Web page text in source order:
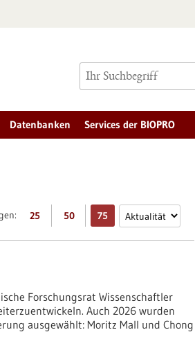
Datenbanken Services der BIOPRO
25 50 75
Forschungsrat Wissenschaftler
Auch 2026 wurden
ausgewählt: Moritz Mall und Chong